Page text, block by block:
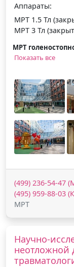
Аппараты:
МРТ 1.5 Тл
МРТ 3 Тл
МРТ
Показать все
(499) 236-54-47
(495) 959-88-03
МРТ
Научно-
неотложной